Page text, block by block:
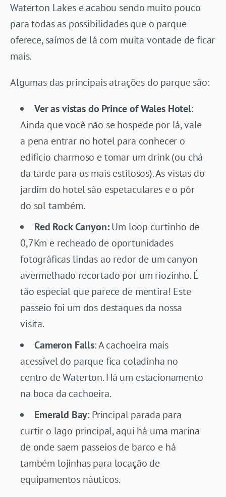
Waterton Lakes e acabou sendo muito pouco
para todas as possibilidades que o parque
oferece, saímos de lá com muita vontade de ficar
mais.
Algumas das principais atrações do parque são:
Ver as vistas do Prince of Wales Hotel:
Ainda que você não se hospede por lá, vale
a pena entrar no hotel para conhecer o
edifício charmoso e tomar um drink (ou chá
da tarde para os mais estilosos). As vistas do
jardim do hotel são espetaculares e o pôr
do sol também.
Red Rock Canyon:Um loop curtinho de
0,7Km e recheado de oportunidades
fotográficas lindas ao redor de um canyon
avermelhado recortado por um riozinho. É
tão especial que parece de mentira! Este
passeio foi um dos destaques da nossa
visita.
Cameron Falls: A cachoeira mais
acessível do parque fica coladinha no
centro de Waterton. Há um estacionamento
na boca da cachoeira.
Emerald Bay: Principal parada para
curtir o lago principal, aqui há uma marina
de onde saem passeios de barco e há
também lojinhas para locação de
equipamentos náuticos.